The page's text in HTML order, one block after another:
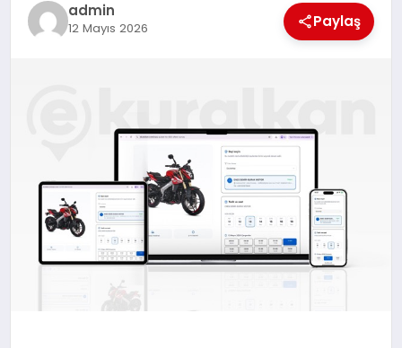
DÜNYA
SIYASET
admin
12 Mayıs 2026 Paylaş